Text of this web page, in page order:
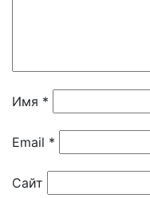
Имя *
Email *
Сайт